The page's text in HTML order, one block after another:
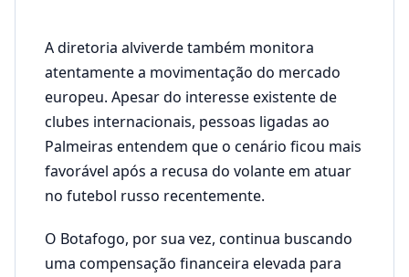
A diretoria alviverde também monitora
atentamente a movimentação do mercado
europeu. Apesar do interesse existente de
clubes internacionais, pessoas ligadas ao
Palmeiras entendem que o cenário ficou mais
favorável após a recusa do volante em atuar
no futebol russo recentemente.
O Botafogo, por sua vez, continua buscando
uma compensação financeira elevada para